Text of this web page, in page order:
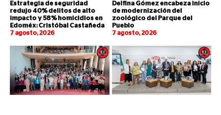
Estrategia de seguridad
redujo 40% delitos de alto
impacto y 58% homicidios en
Edoméx: Cristóbal Castañeda
7 agosto, 2026
Delfina Gómez encabeza inicio
de modernización del
zoológico del Parque del
Pueblo
7 agosto, 2026